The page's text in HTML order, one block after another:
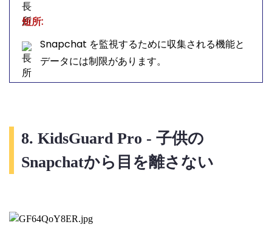
短所:
Snapchat を監視するために収集される機能と
データには制限があります。
8. KidsGuard Pro - 子供の
Snapchatから目を離さない